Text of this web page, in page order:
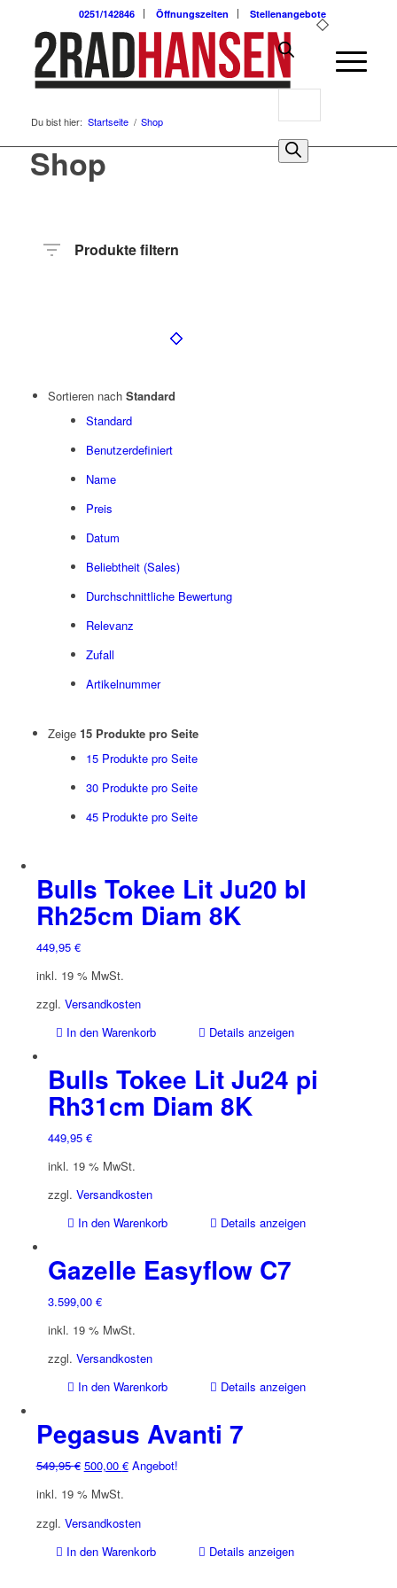
0251/142846 Öffnungszeiten Stellenangebote
0
Du bist hier: Startseite / Shop
Shop
Produkte filtern
Sortieren nach Standard
Standard
Benutzerdefiniert
Name
Preis
Datum
Beliebtheit (Sales)
Durchschnittliche Bewertung
Relevanz
Zufall
Artikelnummer
Zeige 15 Produkte pro Seite
15 Produkte pro Seite
30 Produkte pro Seite
45 Produkte pro Seite
Bulls Tokee Lit Ju20 bl
Rh25cm Diam 8K
449,95 €
inkl. 19 % MwSt.
zzgl. Versandkosten
In den Warenkorb
Details anzeigen
Bulls Tokee Lit Ju24 pi
Rh31cm Diam 8K
449,95 €
inkl. 19 % MwSt.
zzgl. Versandkosten
In den Warenkorb
Details anzeigen
Gazelle Easyflow C7
3.599,00 €
inkl. 19 % MwSt.
zzgl. Versandkosten
In den Warenkorb
Details anzeigen
Pegasus Avanti 7
549,95€ Ursprünglicher
war:
549,95 €
500,00 €Aktueller
500,00 €.
Angebot!
inkl. 19 % MwSt.
zzgl. Versandkosten
In den Warenkorb
Details anzeigen